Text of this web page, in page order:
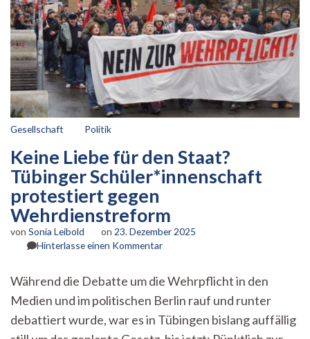
Gesellschaft Politik
Keine Liebe für den Staat?
Tübinger Schüler*innenschaft
protestiert gegen
Wehrdienstreform
von Sonia Leibold on 23. Dezember 2025
Hinterlasse einen Kommentarzu
für
den
Staat?
Tübinger
Während die Debatte um die Wehrpflicht in den
Medien und im politischen Berlin rauf und runter
debattiert wurde, war es in Tübingen bislang auffällig